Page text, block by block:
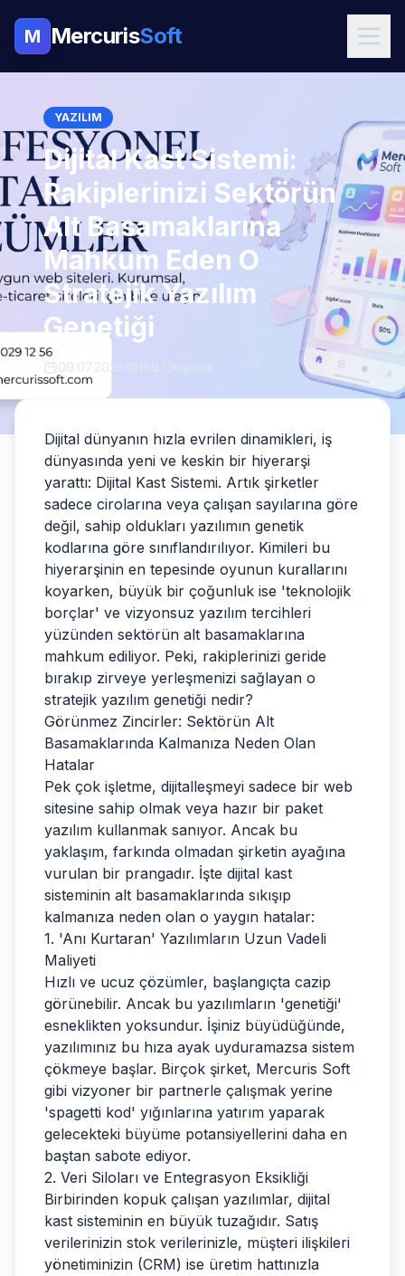
M MercurisSoft
YAZILIM
Dijital Kast Sistemi:
Rakiplerinizi Sektörün
Alt Basamaklarına
Mahkum Eden O
Stratejik Yazılım
Genetiği
09.07.2025
Dijital dünyanın hızla evrilen dinamikleri, iş
dünyasında yeni ve keskin bir hiyerarşi
yarattı: Dijital Kast Sistemi. Artık şirketler
sadece cirolarına veya çalışan sayılarına göre
değil, sahip oldukları yazılımın genetik
kodlarına göre sınıflandırılıyor. Kimileri bu
hiyerarşinin en tepesinde oyunun kurallarını
koyarken, büyük bir çoğunluk ise 'teknolojik
borçlar' ve vizyonsuz yazılım tercihleri
yüzünden sektörün alt basamaklarına
mahkum ediliyor. Peki, rakiplerinizi geride
bırakıp zirveye yerleşmenizi sağlayan o
stratejik yazılım genetiği nedir?
Görünmez Zincirler: Sektörün Alt
Basamaklarında Kalmanıza Neden Olan
Hatalar
Pek çok işletme, dijitalleşmeyi sadece bir web
sitesine sahip olmak veya hazır bir paket
yazılım kullanmak sanıyor. Ancak bu
yaklaşım, farkında olmadan şirketin ayağına
vurulan bir prangadır. İşte dijital kast
sisteminin alt basamaklarında sıkışıp
kalmanıza neden olan o yaygın hatalar:
1. 'Anı Kurtaran' Yazılımların Uzun Vadeli
Maliyeti
Hızlı ve ucuz çözümler, başlangıçta cazip
görünebilir. Ancak bu yazılımların 'genetiği'
esneklikten yoksundur. İşiniz büyüdüğünde,
yazılımınız bu hıza ayak uyduramazsa sistem
çökmeye başlar. Birçok şirket, Mercuris Soft
gibi vizyoner bir partnerle çalışmak yerine
'spagetti kod' yığınlarına yatırım yaparak
gelecekteki büyüme potansiyellerini daha en
baştan sabote ediyor.
2. Veri Siloları ve Entegrasyon Eksikliği
Birbirinden kopuk çalışan yazılımlar, dijital
kast sisteminin en büyük tuzağıdır. Satış
verilerinizin stok verilerinizle, müşteri ilişkileri
yönetiminizin (CRM) ise üretim hattınızla